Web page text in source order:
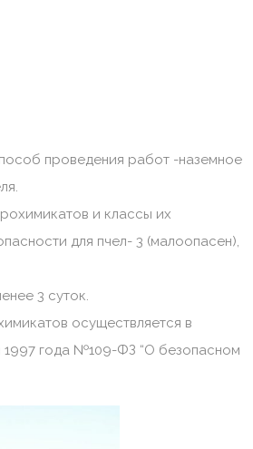
проведения работ -наземное
и классы их
для пчел- 3 (малоопасен),
3 суток.
осуществляется в
1997 года №109-ФЗ “О безопасном